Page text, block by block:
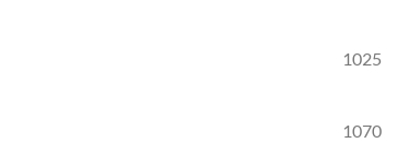
1025
1070